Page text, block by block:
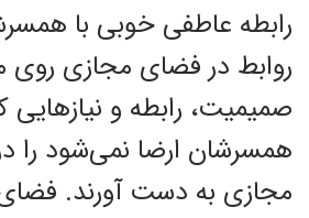
رابطه عاطفی خوبی با
روابط در فضای مجازی روی
صمیمیت، رابطه و نیازهایی
همسرشان ارضا نمی‌شود را
مجازی به دست آورند.